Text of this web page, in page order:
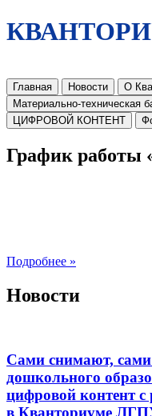
Главная Новости О
Материально-техническая
ЦИФРОВОЙ КОНТЕНТ
График работы
Подробнее »
Новости
Сами снимают,
дошкольного
цифровой контент
в Кванториуме